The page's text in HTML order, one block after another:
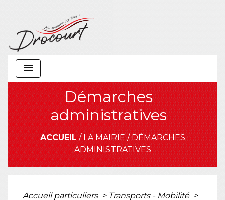
menu
Démarches
administratives
ACCUEIL/LA MAIRIE/DÉMARCHES
ADMINISTRATIVES
Accueil particuliers > Transports - Mobilité >